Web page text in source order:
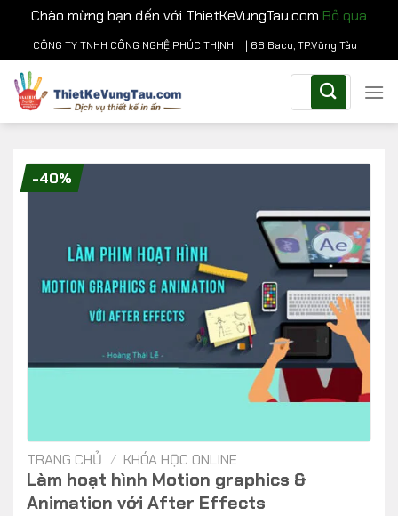
Chào mừng bạn đến với ThietKeVungTau.com Bỏ qua
Chuyển
đến
nội
dung
CÔNG TY TNHH CÔNG NGHỆ PHÚC THỊNH | 68 Bacu, TP.Vũng Tàu
kiếm:
-40%
TRANG CHỦ / KHÓA HỌC ONLINE
Làm hoạt hình Motion graphics &
Animation với After Effects